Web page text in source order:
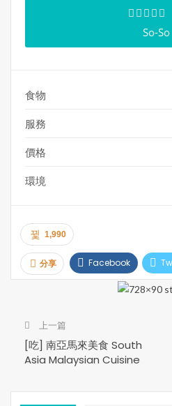
***本文內容及圖片，35easy
So-So
食物
服務
價格
環境
1,990
分享 Facebook
Pinterest
上一篇
[吃] 南亞馬來美食 South
Asia Malaysian Cuisine